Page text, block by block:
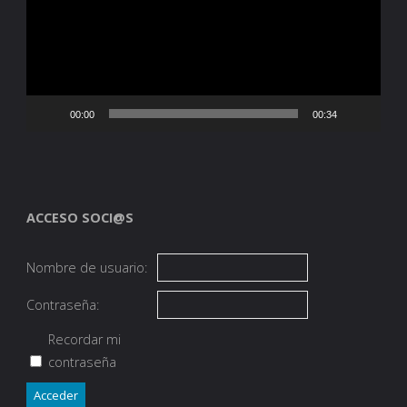
00:00 00:34
ACCESO SOCI@S
Nombre de usuario:
Contraseña:
Recordar mi
contraseña
Acceder